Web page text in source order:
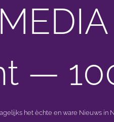
—
het èchte en ware Nieuws in